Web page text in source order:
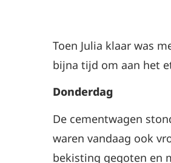
Toen Julia klaar was
bijna tijd om aan het
Donderdag
De cementwagen
waren vandaag ook
bekisting gegoten en